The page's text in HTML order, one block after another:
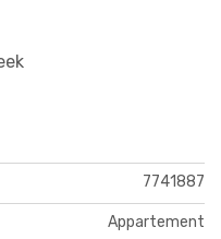
7741887
Appartement